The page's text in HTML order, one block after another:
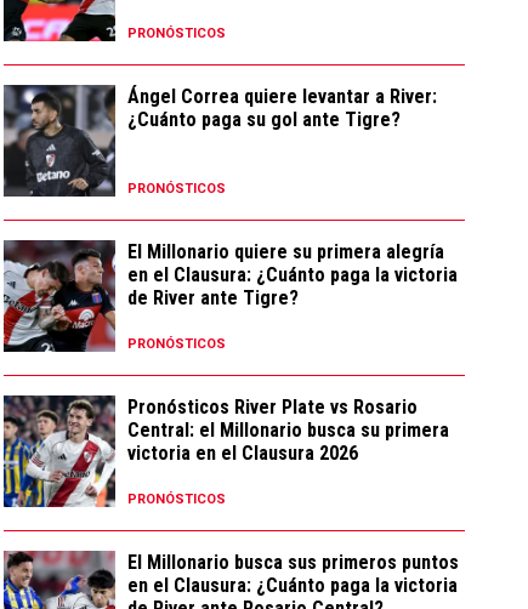
PRONÓSTICOS
Ángel Correa quiere levantar a River:
¿Cuánto paga su gol ante Tigre?
PRONÓSTICOS
El Millonario quiere su primera alegría
en el Clausura: ¿Cuánto paga la victoria
de River ante Tigre?
PRONÓSTICOS
Pronósticos River Plate vs Rosario
Central: el Millonario busca su primera
victoria en el Clausura 2026
PRONÓSTICOS
El Millonario busca sus primeros puntos
en el Clausura: ¿Cuánto paga la victoria